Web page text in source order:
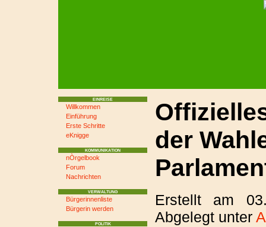
EINREISE
Willkommen
Einführung
Erste Schritte
eKnigge
KOMMUNIKATION
nÒrgelbook
Forum
Nachrichten
VERWALTUNG
Bürgerinnenliste
Bürgerin werden
POLITIK
der
Erstellt am
Abgelegt unter